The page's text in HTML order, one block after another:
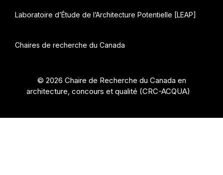
Laboratoire d’Étude de l’Architecture Potentielle [LEAP]
Chaires de recherche du Canada
© 2026 Chaire de Recherche du Canada en
architecture, concours et qualité (CRC-ACQUA)